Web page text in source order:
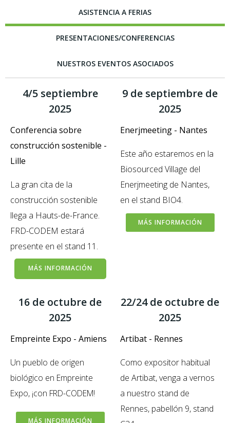
ASISTENCIA A FERIAS
PRESENTACIONES/CONFERENCIAS
NUESTROS EVENTOS ASOCIADOS
4/5 septiembre
2025
Conferencia sobre
construcción sostenible -
Lille
La gran cita de la
construcción sostenible
llega a Hauts-de-France.
FRD-CODEM estará
presente en el stand 11.
MÁS INFORMACIÓN
9 de septiembre de
2025
Enerjmeeting - Nantes
Este año estaremos en la
Biosourced Village del
Enerjmeeting de Nantes,
en el stand BIO4.
MÁS INFORMACIÓN
16 de octubre de
2025
Empreinte Expo - Amiens
Un pueblo de origen
biológico en Empreinte
Expo, ¡con FRD-CODEM!
MÁS INFORMACIÓN
22/24 de octubre de
2025
Artibat - Rennes
Como expositor habitual
de Artibat, venga a vernos
a nuestro stand de
Rennes, pabellón 9, stand